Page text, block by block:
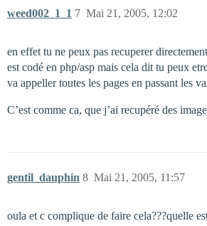
weed002_1_1 Mai 21, 2005, 12:02
7
en effet tu ne peux pas recuperer
est codé en php/asp mais cela dit tu peux
va appeller toutes les pages en passant les
C’est comme ca, que j’ai recupéré des
gentil_dauphin Mai 21, 2005, 11:57
8
oula et c complique de faire cela???quelle